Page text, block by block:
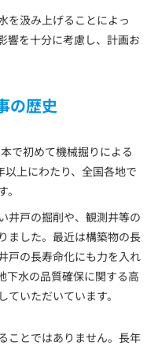
を汲み上げることによっ
響を十分に考慮し、計画お
の歴史
で初めて機械掘りによる
上にわたり、全国各地で
井戸の掘削や、観測井等の
ました。最近は構築物の長
戸の長寿命化にも力を入れ
下水の品質確保に関する高
いただいています。
ことではありません。長年